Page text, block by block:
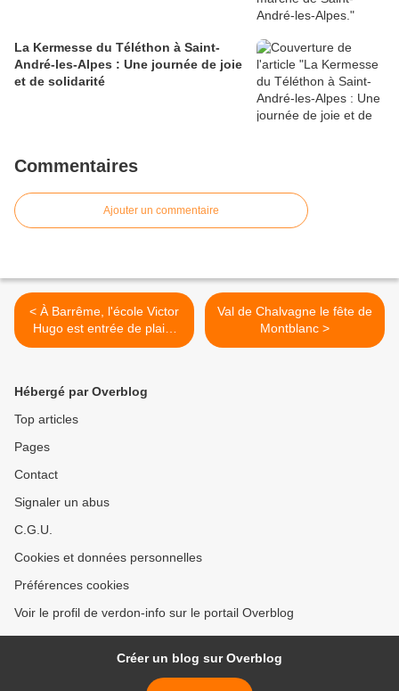
La Kermesse du Téléthon à Saint-
André-les-Alpes : Une journée de joie
et de solidarité
Commentaires
Ajouter un commentaire
< À Barrême, l'école Victor
Hugo est entrée de plain-
pied dans l’ère numérique.
Val de Chalvagne le fête de
Montblanc >
Hébergé par Overblog
Top articles
Pages
Contact
Signaler un abus
C.G.U.
Cookies et données personnelles
Préférences cookies
Voir le profil de verdon-info sur le portail Overblog
Créer un blog sur Overblog